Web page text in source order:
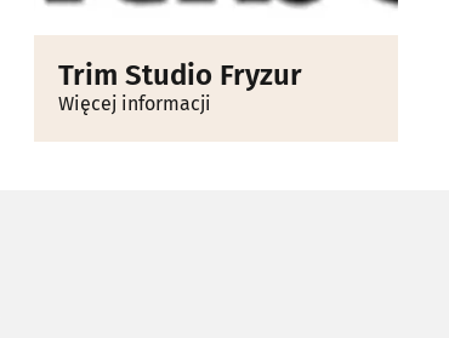
Trim Studio Fryzur
Więcej informacji